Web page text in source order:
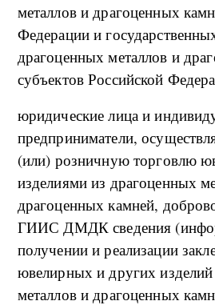
металлов и драгоценных
Федерации и
драгоценных металлов и
субъектов Российской
юридические лица и
предприниматели,
(или) розничную торговлю
изделиями из драгоценных
драгоценных камней,
ГИИС ДМДК сведения
получении и реализации
ювелирных и других
металлов и драгоценных